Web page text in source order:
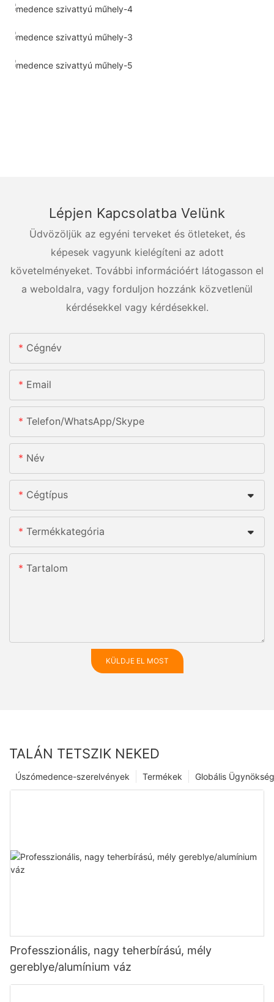
Lépjen Kapcsolatba Velünk
Üdvözöljük az egyéni terveket és ötleteket, és
képesek vagyunk kielégíteni az adott
követelményeket. További információért látogasson el
a weboldalra, vagy forduljon hozzánk közvetlenül
kérdésekkel vagy kérdésekkel.
Cégnév
Email
Telefon/WhatsApp/Skype
Név
Cégtípus
Termékkategória
Tartalom
KÜLDJE EL MOST
TALÁN TETSZIK NEKED
Globális Ügynökség
Termékek
Úszómedence-szerelvények
Professzionális, nagy teherbírású, mély
gereblye/alumínium váz